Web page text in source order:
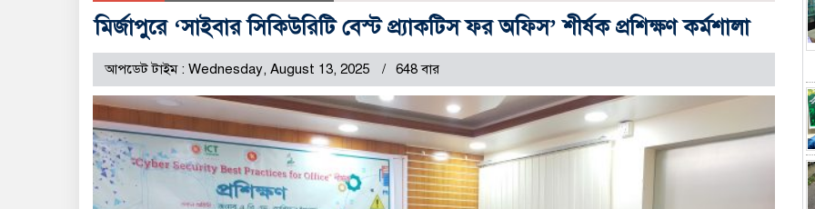
মির্জাপুরে ‘সাইবার সিকিউরিটি বেস্ট প্র্যাকটিস ফর অফিস’ শীর্ষক প্রশিক্ষণ কর্মশালা
আপডেট টাইম : Wednesday, August 13, 2025 648 বার